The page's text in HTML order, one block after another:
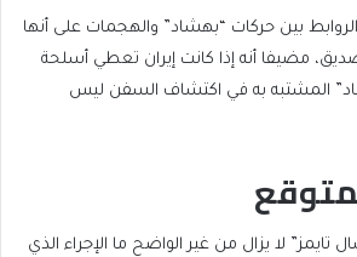
بين حركات “بهشاد” والهجمات على أنها
مضيفا أنه إذا كانت إيران تعطي أسلحة
المشتبه به في اكتشاف السفن ليس
تايمز” لا يزال من غير الواضح ما الإجراء الذي